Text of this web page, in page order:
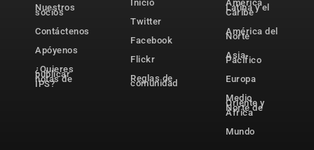
Nuestros
socios
Contáctenos
Apóyenos
¿Quieres
publicar
notas de
IPS?
Inicio
Twitter
Facebook
Flickr
Reglas de
comunidad
América
Latina y el
Caribe
América del
Norte
Asia-
Pacífico
Europa
Medio
Oriente y
Norte de
África
Mundo